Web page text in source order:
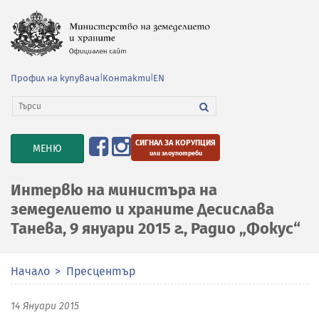
Профил на купувача Контакти EN
TOGGLE
NAVIGATION
МЕНЮ СИГНАЛ ЗА КОРУПЦИЯ
или злоупотреби
Интервю на министъра на
земеделието и храните Десислава
Танева, 9 януари 2015 г., Радио „Фокус“
Начало Пресцентър
14 Януари 2015